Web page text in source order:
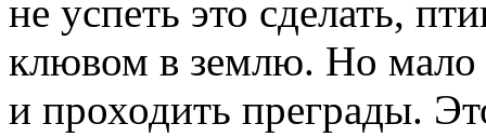
не успеть это сделать,
клювом в землю. Но мало
и проходить преграды.